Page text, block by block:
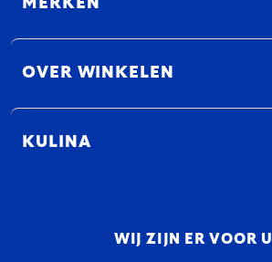
MERKEN
OVER WINKELEN
KULINA
WIJ ZIJN ER VOOR U